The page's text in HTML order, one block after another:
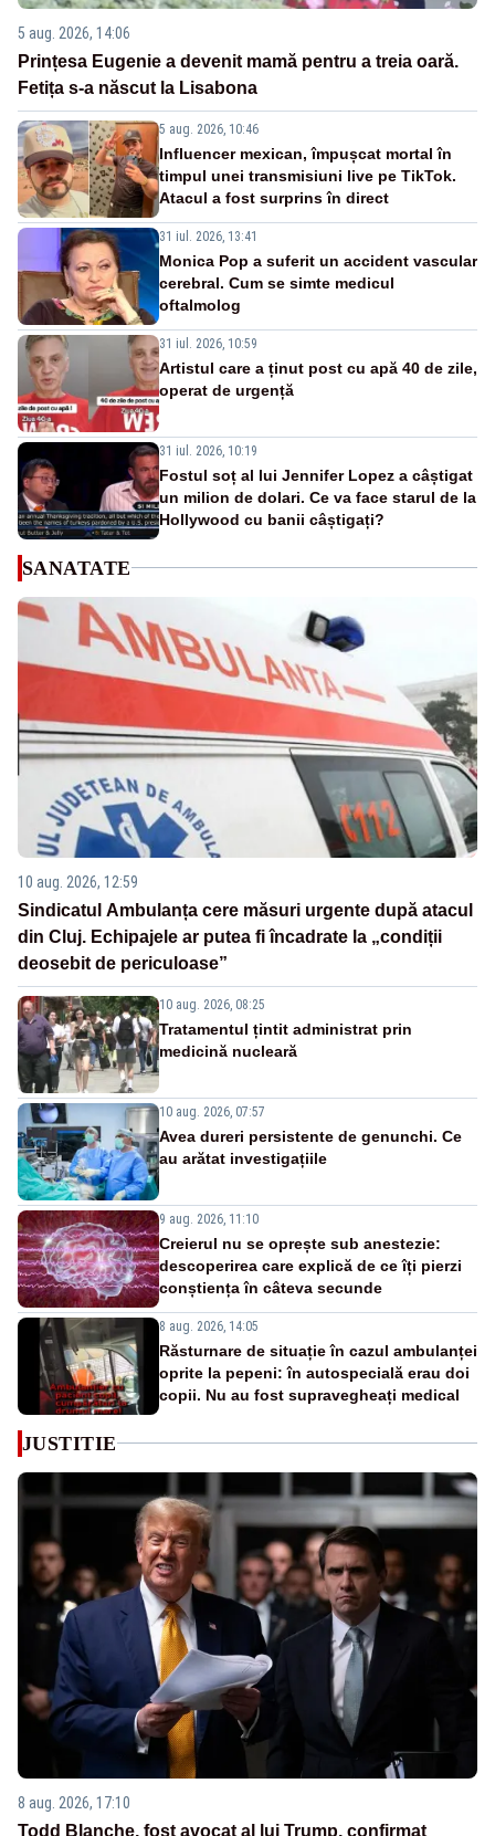
5 aug. 2026, 14:06
Prințesa Eugenie a devenit mamă pentru a treia oară.
Fetița s-a născut la Lisabona
5 aug. 2026, 10:46
Influencer mexican, împușcat mortal în
timpul unei transmisiuni live pe TikTok.
Atacul a fost surprins în direct
31 iul. 2026, 13:41
Monica Pop a suferit un accident vascular
cerebral. Cum se simte medicul
oftalmolog
31 iul. 2026, 10:59
Artistul care a ținut post cu apă 40 de zile,
operat de urgență
31 iul. 2026, 10:19
Fostul soț al lui Jennifer Lopez a câștigat
un milion de dolari. Ce va face starul de la
Hollywood cu banii câștigați?
SANATATE
10 aug. 2026, 12:59
Sindicatul Ambulanța cere măsuri urgente după atacul
din Cluj. Echipajele ar putea fi încadrate la „condiții
deosebit de periculoase”
10 aug. 2026, 08:25
Tratamentul țintit administrat prin
medicină nucleară
10 aug. 2026, 07:57
Avea dureri persistente de genunchi. Ce
au arătat investigațiile
9 aug. 2026, 11:10
Creierul nu se oprește sub anestezie:
descoperirea care explică de ce îți pierzi
conștiența în câteva secunde
8 aug. 2026, 14:05
Răsturnare de situație în cazul ambulanței
oprite la pepeni: în autospecială erau doi
copii. Nu au fost supravegheați medical
JUSTITIE
8 aug. 2026, 17:10
Todd Blanche, fost avocat al lui Trump, confirmat